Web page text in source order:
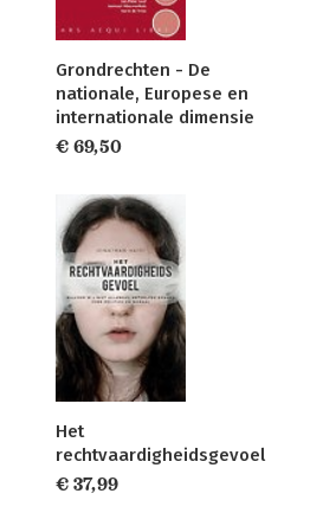
Grondrechten - De
nationale, Europese en
internationale dimensie
€ 69,50
Het
rechtvaardigheidsgevoel
€ 37,99